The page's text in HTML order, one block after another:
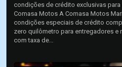
condições de crédito exclusivas
Comasa Motos A Comasa Motos
condições especiais de crédito
zero quilômetro para entregadores
com taxa de...